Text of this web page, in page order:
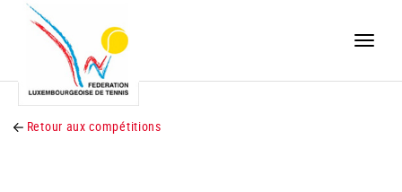
Toggle
Retour aux compétitions